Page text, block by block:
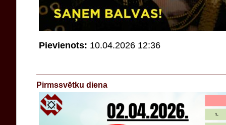
Pievienots: 10.04.2026 12:36
Pirmssvētku diena